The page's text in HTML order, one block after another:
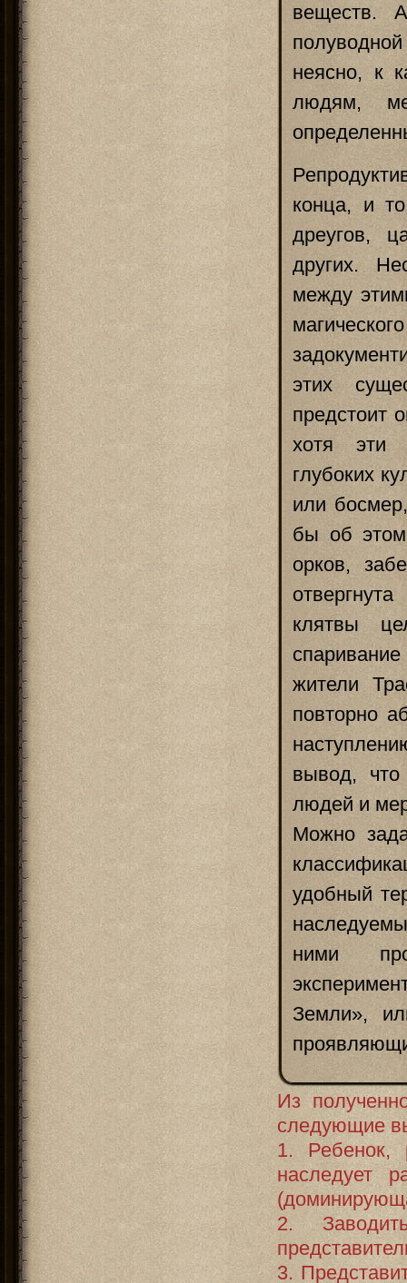
веществ.
неясно, к
людям,
конца, и
дреугов,
других.
между
этих
предстоит
хотя эти
глубоких
или
бы об
орков,
клятвы
жители
повторно
вывод,
людей и
Можно
удобный
ними
Земли»,
Из
следующие
1. Ребенок,
наследует
2.
3.